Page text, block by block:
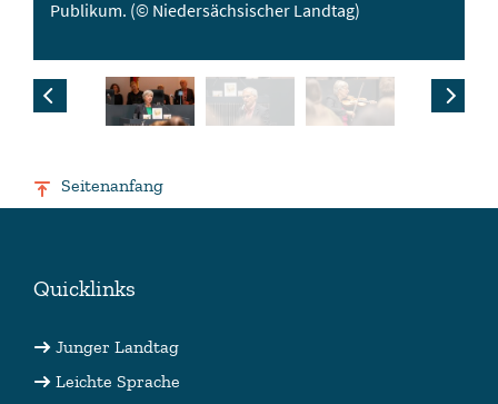
Publikum. (© Niedersächsischer Landtag)
Zurück Vorwärts
Seitenanfang
Quicklinks
Junger Landtag
Leichte Sprache